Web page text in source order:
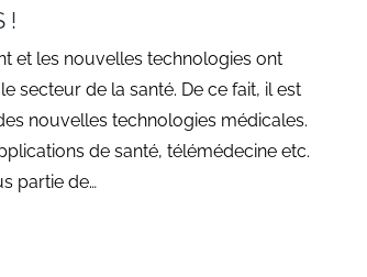
!
et les nouvelles technologies ont
secteur de la santé. De ce fait, il est
nouvelles technologies médicales.
de santé, télémédecine etc.
partie de…